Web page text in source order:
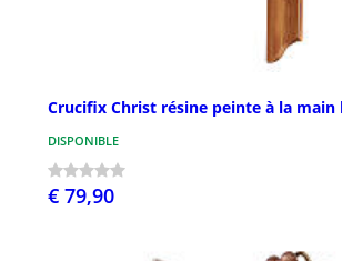
Crucifix Christ résine peinte à la main
DISPONIBLE
€ 79,90